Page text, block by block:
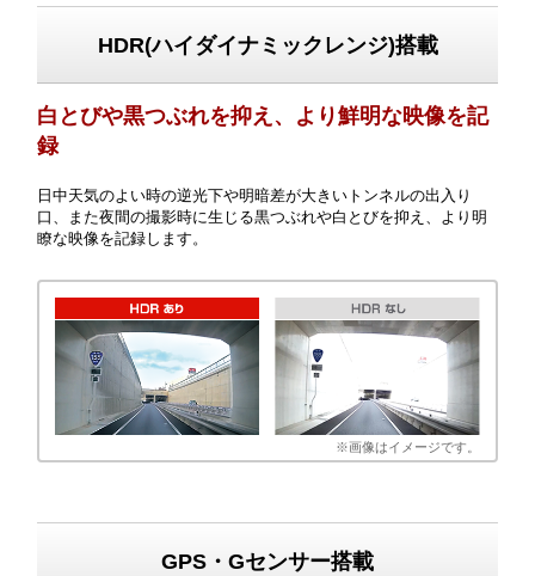
HDR(ハイダイナミックレンジ)搭載
白とびや黒つぶれを抑え、より鮮明な映像を記
録
日中天気のよい時の逆光下や明暗差が大きいトンネルの出入り
口、また夜間の撮影時に生じる黒つぶれや白とびを抑え、より明
瞭な映像を記録します。
※画像はイメージです。
GPS・Gセンサー搭載